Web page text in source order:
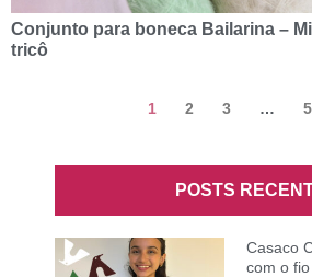
Conjunto para boneca Bailarina –
tricô
1 2 3 …
POSTS
Casaco
com o fio